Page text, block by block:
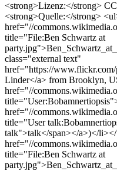
<strong>Lizenz:</strong>
<strong>Quelle:</strong>
href="//
title="File:Ben Schwartz at
class="external text"
href="https://
Linder</a> from Brooklyn,
href="//
href="//
title="User
talk">talk</span></a>)</
href="//
title="File:Ben Schwartz at